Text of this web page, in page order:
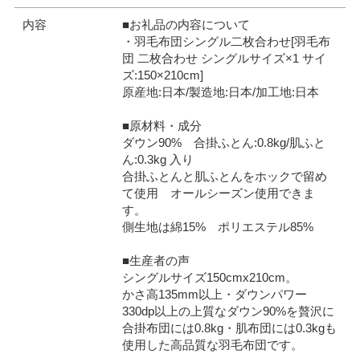
内容
■お礼品の内容について
・羽毛布団シングル二枚合わせ[羽毛布
団 二枚合わせ シングルサイズ×1 サイ
ズ:150×210cm]
原産地:日本/製造地:日本/加工地:日本
■原材料・成分
ダウン90% 合掛ふとん:0.8kg/肌ふと
ん:0.3kg 入り
合掛ふとんと肌ふとんをホックで留め
て使用 オールシーズン使用できま
す。
側生地は綿15% ポリエステル85%
■生産者の声
シングルサイズ150cmx210cm。
かさ高135mm以上・ダウンパワー
330dp以上の上質なダウン90%を贅沢に
合掛布団には0.8kg・肌布団には0.3kgも
使用した高品質な羽毛布団です。